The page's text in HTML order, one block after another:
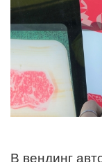
В вендинг